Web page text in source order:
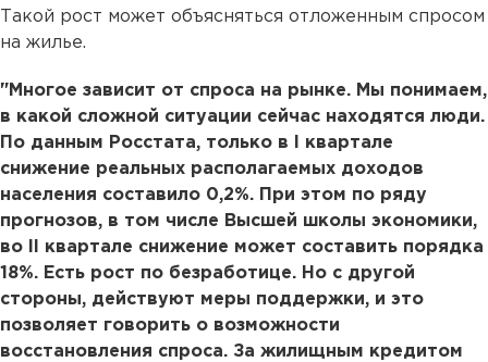
Такой рост может объясняться отложенным спросом
на жилье.
"Многое зависит от спроса на рынке. Мы понимаем,
в какой сложной ситуации сейчас находятся люди.
По данным Росстата, только в I квартале
снижение реальных располагаемых доходов
населения составило 0,2%. При этом по ряду
прогнозов, в том числе Высшей школы экономики,
во II квартале снижение может составить порядка
18%. Есть рост по безработице. Но с другой
стороны, действуют меры поддержки, и это
позволяет говорить о возможности
восстановления спроса. За жилищным кредитом